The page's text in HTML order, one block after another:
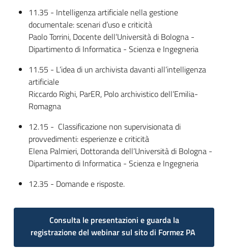
11.35 - Intelligenza artificiale nella gestione
documentale: scenari d’uso e criticità
Paolo Torrini, Docente dell’Università di Bologna -
Dipartimento di Informatica - Scienza e Ingegneria
11.55 - L’idea di un archivista davanti all’intelligenza
artificiale
Riccardo Righi, ParER, Polo archivistico dell’Emilia-
Romagna
12.15 - Classificazione non supervisionata di
provvedimenti: esperienze e criticità
Elena Palmieri, Dottoranda dell’Università di Bologna -
Dipartimento di Informatica - Scienza e Ingegneria
12.35 - Domande e risposte.
Consulta le presentazioni e guarda la
registrazione del webinar sul sito di Formez PA